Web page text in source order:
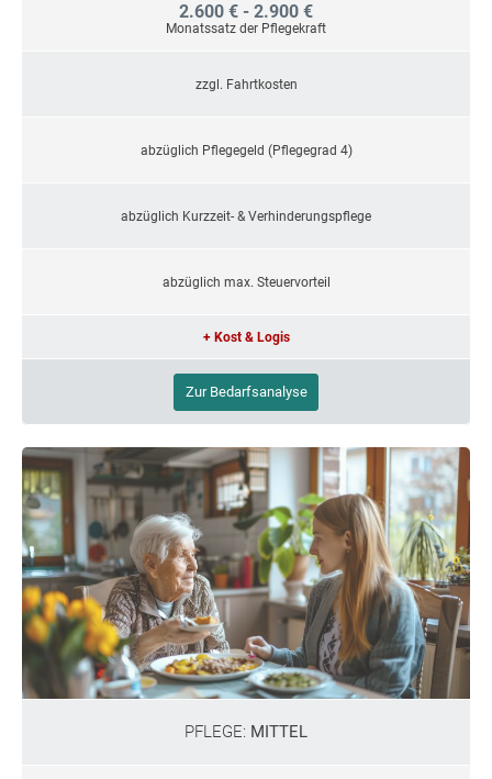
2.600 € - 2.900 €
Monatssatz der Pflegekraft
zzgl. Fahrtkosten
abzüglich Pflegegeld (Pflegegrad 4)
abzüglich Kurzzeit- & Verhinderungspflege
abzüglich max. Steuervorteil
+ Kost & Logis
Zur Bedarfsanalyse
PFLEGE: MITTEL